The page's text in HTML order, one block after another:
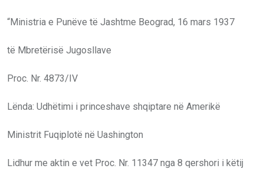
“Ministria e Punëve të Jashtme Beograd, 16 mars 1937
të Mbretërisë Jugosllave
Proc. Nr. 4873/IV
Lënda: Udhëtimi i princeshave shqiptare në Amerikë
Ministrit Fuqiplotë në Uashington
Lidhur me aktin e vet Proc. Nr. 11347 nga 8 qershori i këtij